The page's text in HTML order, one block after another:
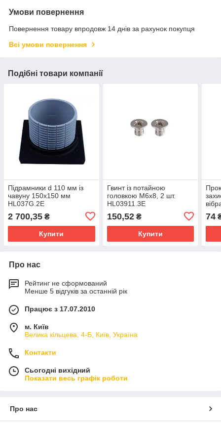
Умови повернення
Повернення товару впродовж 14 днів за рахунок покупця
Всі умови повернення
Подібні товари компанії
Підрамники d 110 мм із
чавуну 150х150 мм
HL037G.2E
2 700,35 ₴
Купити
Гвинт із потайною
головкою М6х8, 2 шт.
HL03911.3E
150,52₴
Купити
74
Про нас
Рейтинг не сформований
Менше 5 відгуків за останній рік
Працює з 17.07.2010
м. Київ
Велика кільцева, 4-Б, Київ, Україна
Контакти
Сьогодні вихідний
Показати весь графік роботи
Про нас